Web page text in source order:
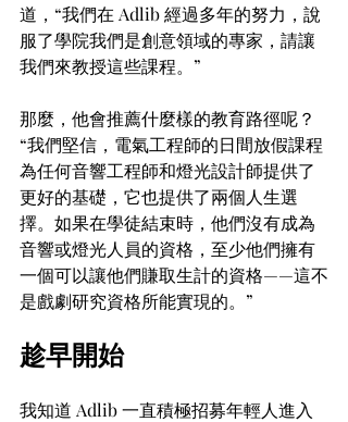
道，“我們在 Adlib 經過多年的努力，說
服了學院我們是創意領域的專家，請讓
我們來教授這些課程。”
那麼，他會推薦什麼樣的教育路徑呢？
“我們堅信，電氣工程師的日間放假課程
為任何音響工程師和燈光設計師提供了
更好的基礎，它也提供了兩個人生選
擇。如果在學徒結束時，他們沒有成為
音響或燈光人員的資格，至少他們擁有
一個可以讓他們賺取生計的資格——這不
是戲劇研究資格所能實現的。”
趁早開始
我知道 Adlib 一直積極招募年輕人進入